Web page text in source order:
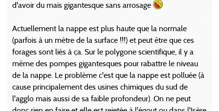
d'avoir du maïs gigantesque sans arrosage
Actuellement la nappe est plus haute que la normale
(parfois à un mètre de la surface !!!) et peut être que ces
forages sont liés à ça. Sur le polygone scientifique, il y a
même des pompes gigantesques pour rabattre le niveau
de la nappe. Le problème c'est que la nappe est polluée (à
cause principalement des usines chimiques du sud de
l'agglo mais aussi de sa faible profondeur). On ne peut